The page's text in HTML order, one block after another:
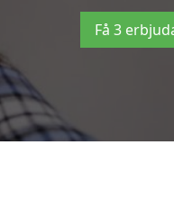
Få 3